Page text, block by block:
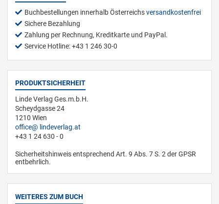
Buchbestellungen innerhalb Österreichsversandkostenfrei
Sichere Bezahlung
Zahlung per Rechnung, Kreditkarte und PayPal.
Service Hotline: +43 1 246 30-0
PRODUKTSICHERHEIT
Linde Verlag Ges.m.b.H.
Scheydgasse 24
1210 Wien
office
lindeverlag.at
+43 1 24 630 - 0
Sicherheitshinweis entsprechend Art. 9 Abs. 7 S. 2 der GPSR
entbehrlich.
WEITERES ZUM BUCH